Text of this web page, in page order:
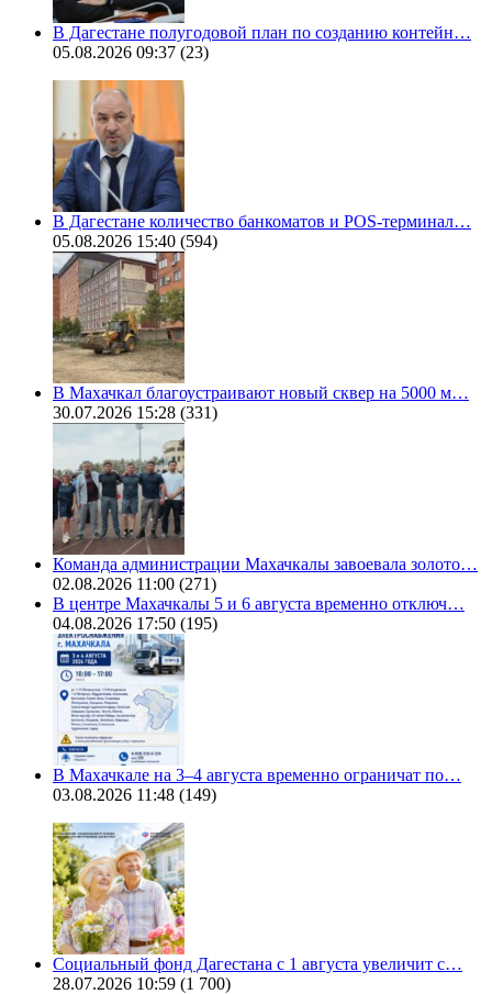
В Дагестане полугодовой план по созданию контейн…
05.08.2026 09:37 (23)
В Дагестане количество банкоматов и POS-терминал…
05.08.2026 15:40 (594)
В Махачкал благоустраивают новый сквер на 5000 м…
30.07.2026 15:28 (331)
Команда администрации Махачкалы завоевала золото…
02.08.2026 11:00 (271)
В центре Махачкалы 5 и 6 августа временно отключ…
04.08.2026 17:50 (195)
В Махачкале на 3–4 августа временно ограничат по…
03.08.2026 11:48 (149)
Социальный фонд Дагестана с 1 августа увеличит с…
28.07.2026 10:59 (1 700)